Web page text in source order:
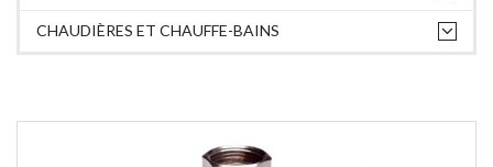
CHAUDIÈRES ET CHAUFFE-BAINS